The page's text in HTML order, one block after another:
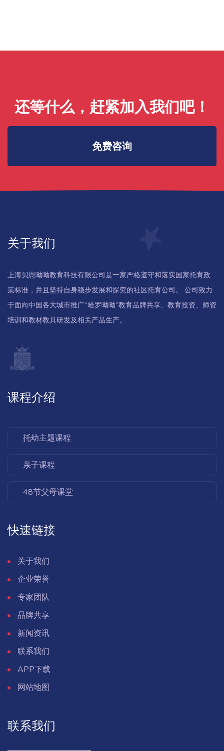
还等什么，赶紧加入我们吧！
免费咨询
关于我们
上海贝恩呦呦教育科技有限公司是一家严格遵守和落实国家托育政
策标准，并且坚持自身稳步发展和探究的社区托育公司。 公司致力
于面向中国各大城市推广“哈罗呦呦”教育品牌共享、教育投资、师资
培训和教材教具研发及相关产品生产。
课程介绍
托幼主题课程
亲子课程
48节父母课堂
快速链接
关于我们
企业荣誉
专家团队
品牌共享
新闻资讯
联系我们
APP下载
网站地图
联系我们